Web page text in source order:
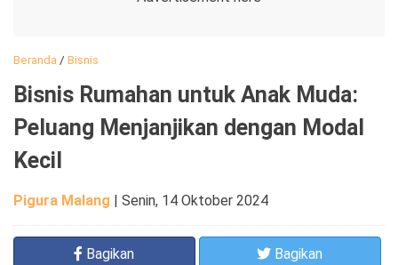
Beranda / Bisnis
Bisnis Rumahan untuk Anak Muda:
Peluang Menjanjikan dengan Modal
Kecil
Pigura Malang | Senin, 14 Oktober 2024
Bagikan Bagikan